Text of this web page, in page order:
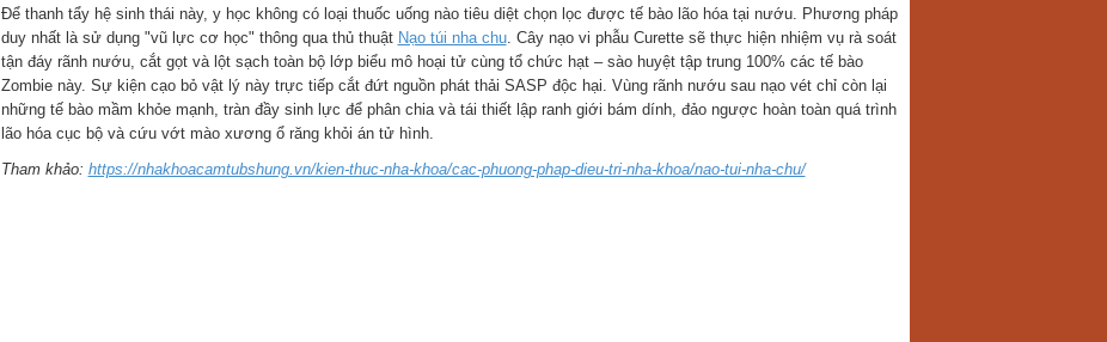
Để thanh tẩy hệ sinh thái này, y học không có loại thuốc uống nào tiêu diệt chọn lọc được tế bào lão hóa tại nướu. Phương pháp
duy nhất là sử dụng "vũ lực cơ học" thông qua thủ thuật Nạo túi nha chu. Cây nạo vi phẫu Curette sẽ thực hiện nhiệm vụ rà soát
tận đáy rãnh nướu, cắt gọt và lột sạch toàn bộ lớp biểu mô hoại tử cùng tổ chức hạt – sào huyệt tập trung 100% các tế bào
Zombie này. Sự kiện cạo bỏ vật lý này trực tiếp cắt đứt nguồn phát thải SASP độc hại. Vùng rãnh nướu sau nạo vét chỉ còn lại
những tế bào mầm khỏe mạnh, tràn đầy sinh lực để phân chia và tái thiết lập ranh giới bám dính, đảo ngược hoàn toàn quá trình
lão hóa cục bộ và cứu vớt mào xương ổ răng khỏi án tử hình.
Tham khảo: https://nhakhoacamtubshung.vn/kien-thuc-nha-khoa/cac-phuong-phap-dieu-tri-nha-khoa/nao-tui-nha-chu/